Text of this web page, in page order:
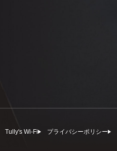
Tully's Wi-Fi プライバシーポリシー